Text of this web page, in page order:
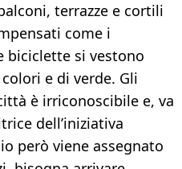
terrazze e cortili
come i
biciclette si vestono
e di verde. Gli
è irriconoscibile e, va
dell’iniziativa
però viene assegnato